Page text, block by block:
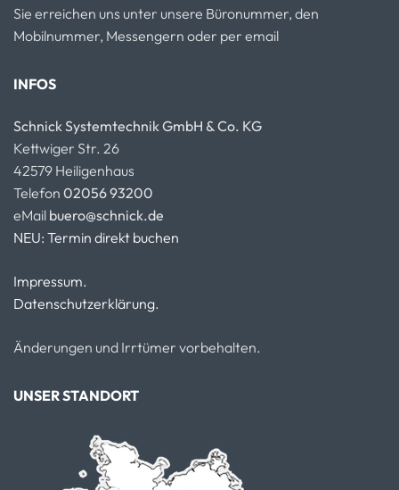
Sie erreichen uns unter unsere Büronummer, den
Mobilnummer, Messengern oder per email
INFOS
Schnick Systemtechnik GmbH & Co. KG
Kettwiger Str. 26
42579 Heiligenhaus
Telefon 02056 93200
eMail buero@schnick.de
NEU: Termin direkt buchen
Impressum.
Datenschutzerklärung.
Änderungen und Irrtümer vorbehalten.
UNSER STANDORT